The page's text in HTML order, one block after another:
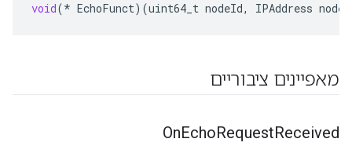
void(* EchoFunct)(uint64_t nodeId, IPAddress
מאפיינים ציבוריים
OnEchoRequestReceived